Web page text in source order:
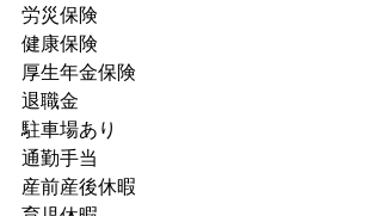
労災保険
健康保険
厚生年金保険
退職金
駐車場あり
通勤手当
産前産後休暇